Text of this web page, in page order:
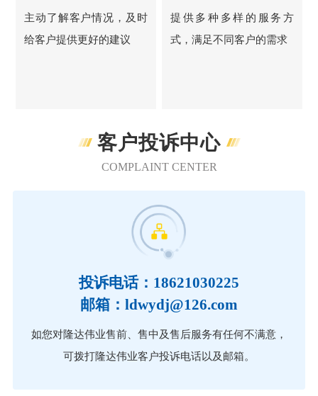
主动了解客户情况，及时
给客户提供更好的建议
提供多种多样的服务方
式，满足不同客户的需求
客户投诉中心
COMPLAINT CENTER
投诉电话：18621030225
邮箱：ldwydj@126.com
如您对隆达伟业售前、售中及售后服务有任何不满意，
可拨打隆达伟业客户投诉电话以及邮箱。